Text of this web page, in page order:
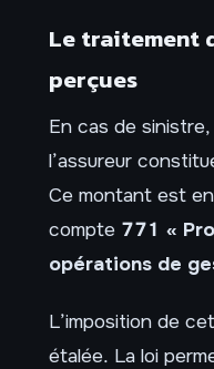
Le traitement
perçues
En cas de
l’assureur
Ce montant est
compte 771 «
opérations de
L’imposition de
étalée. La loi